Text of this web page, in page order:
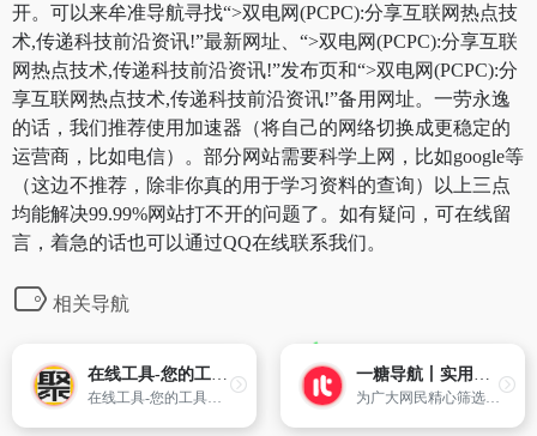
开。可以来牟准导航寻找“>双电网(PCPC):分享互联网热点技
术,传递科技前沿资讯!”最新网址、“>双电网(PCPC):分享互联
网热点技术,传递科技前沿资讯!”发布页和“>双电网(PCPC):分
享互联网热点技术,传递科技前沿资讯!”备用网址。一劳永逸
的话，我们推荐使用加速器（将自己的网络切换成更稳定的
运营商，比如电信）。部分网站需要科学上网，比如google等
（这边不推荐，除非你真的用于学习资料的查询）以上三点
均能解决99.99%网站打不开的问题了。如有疑问，可在线留
言，着急的话也可以通过QQ在线联系我们。
相关导航
在线工具-您的工具箱
在线工具-您的工具箱,是一个一站式的在线工具平台，为您提供丰富多样的实用工具。
一糖导航丨实用的上网导航资源网址导航
为广大网民精心筛选、整理国内外各类优秀的网站大全，更多人选择的资源网址导航